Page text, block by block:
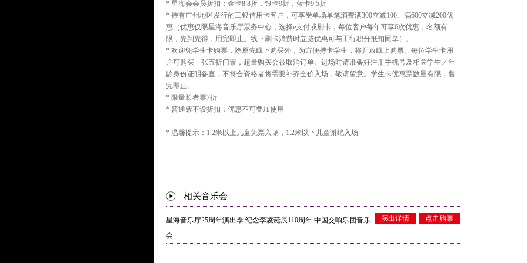
* 星海会会员折扣：金卡8.8折，银卡9折，蓝卡9.5折
* 持有广州地区发行的工银信用卡客户，可享受单场单笔消费满300立减100、满600立减200优
惠（优惠仅限星海音乐厅票务中心，选择e支付或刷卡，每位客户每年可享6次优惠，名额有
限，先到先得，用完即止。线下刷卡消费时立减优惠可与工行积分抵扣同享）。
* 欢迎凭学生卡购票，除原先线下购买外，为方便持卡学生，将开放线上购票。每位学生卡用
户可购买一张五折门票，超量购买会被取消订单。进场时请准备好注册手机号及相关学生／年
龄身份证明备查，不符合资格者将需要补齐全价入场，敬请留意。学生卡优惠票数量有限，售
完即止。
* 限量长者票7折
* 普通票不设折扣，优惠不可叠加使用
* 温馨提示：1.2米以上儿童凭票入场，1.2米以下儿童谢绝入场
相关音乐会
星海音乐厅25周年演出季 纪念李凌诞辰110周年 中国交响乐团音乐
会
演出详情 点击购票